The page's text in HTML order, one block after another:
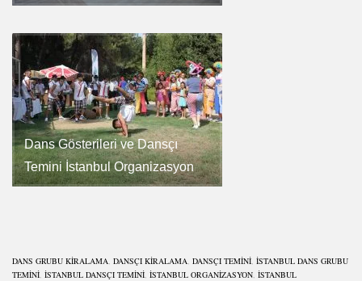
Dans Gösterileri ve Dansçı
Temini İstanbul Organizasyon
DANS GRUBU KIRALAMA DANSÇI KIRALAMA DANSÇI TEMINI İSTANBUL DANS GRUBU
TEMINI İSTANBUL DANSÇI TEMINI ISTANBUL ORGANIZASYON İSTANBUL